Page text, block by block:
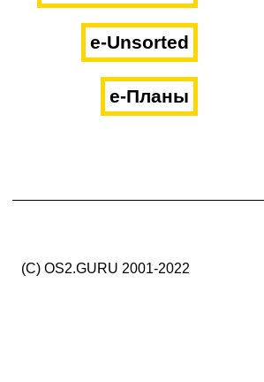
e-Unsorted
e-Планы
(C) OS2.GURU 2001-2022